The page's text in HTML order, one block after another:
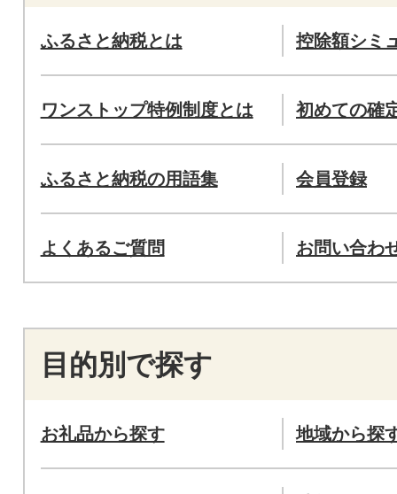
ふるさと納税とは 控除額シミ
ワンストップ特例制度とは 初めての確
ふるさと納税の用語集 会員登録
よくあるご質問 お問い合わ
目的別で探す
お礼品から探す 地域から探